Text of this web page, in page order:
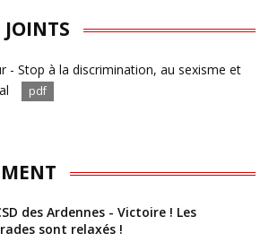
- Stop à la discrimination, au sexisme et
pdf
des Ardennes - Victoire ! Les
sont relaxés !